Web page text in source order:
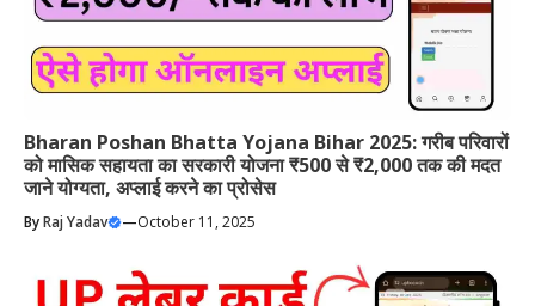
Bharan Poshan Bhatta Yojana Bihar 2025: गरीब परिवारों
को मासिक सहायता का सरकारी योजना ₹500 से ₹2,000 तक की मदत
जाने योग्यता, अप्लाई करने का प्रोसेस
ByRaj Yadav —October 11, 2025